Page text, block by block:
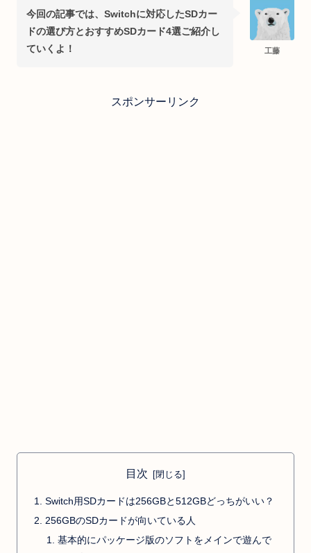
工藤
今回の記事では、Switchに対応したSDカー
ドの選び方とおすすめSDカード4選ご紹介し
ていくよ！
スポンサーリンク
目次
Switch用SDカードは256GBと512GBどっちがいい？
256GBのSDカードが向いている人
基本的にパッケージ版のソフトをメインで遊んで